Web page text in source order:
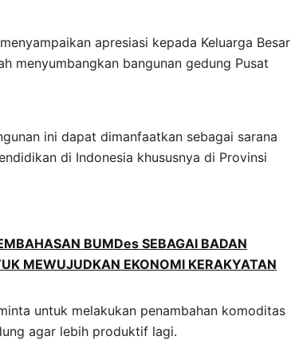
apresiasi kepada Keluarga Besar
menyumbangkan bangunan gedung Pusat
ini dapat dimanfaatkan sebagai sarana
di Indonesia khususnya di Provinsi
BUMDes SEBAGAI BADAN
MEWUJUDKAN EKONOMI KERAKYATAN
untuk melakukan penambahan komoditas
agar lebih produktif lagi.